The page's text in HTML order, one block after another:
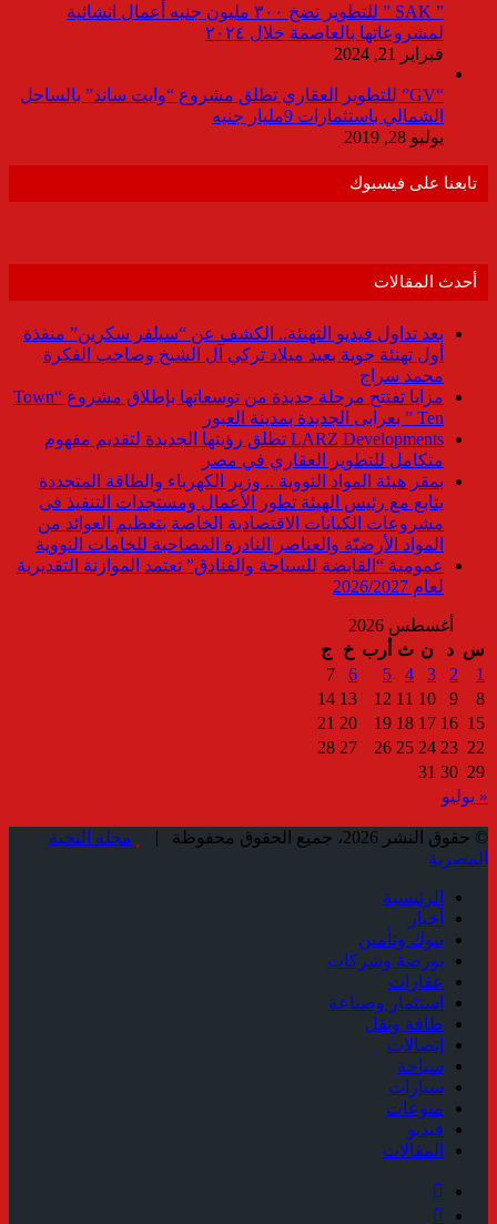
” SAK ” للتطوير تضخ ٣٠٠ مليون جنيه أعمال انشائية
لمشروعاتها بالعاصمة خلال ٢٠٢٤
فبراير 21, 2024
“GV” للتطوير العقاري تطلق مشروع “وايت ساند” بالساحل
الشمالي باستثمارات 9مليار جنيه
يوليو 28, 2019
تابعنا على فيسبوك
أحدث المقالات
بعد تداول فيديو التهنئة.. الكشف عن “سيلفر سكرين” منفذة
أول تهنئة جوية بعيد ميلاد تركي آل الشيخ وصاحب الفكرة
محمد سراج
مزايا تفتتح مرحلة جديدة من توسعاتها بإطلاق مشروع “Town
Ten ” بعرابى الجديدة بمدينة العبور
LARZ Developments تطلق رؤيتها الجديدة لتقديم مفهوم
متكامل للتطوير العقاري في مصر
بمقر هيئة المواد النووية .. وزير الكهرباء والطاقة المتجددة
يتابع مع رئيس الهيئة تطور الأعمال ومستجدات التنفيذ فى
مشروعات الكيانات الاقتصادية الخاصة بتعظيم العوائد من
المواد الأرضيّة والعناصر النادرة المصاحبة للخامات النووية
عمومية “القابضة للسياحة والفنادق” تعتمد الموازنة التقديرية
لعام 2026/2027
أغسطس 2026
س د ن ث أرب خ
ج
1
2
3
4
5
6
7
8
9
10
11
12
13
14
15
16
17
18
19
20
21
22
23
24
25
26
27
28
29
30
31
« يوليو
© حقوق النشر 2026، جميع الحقوق محفوظة |
مجلة النخبة
المصرية
الرئيسية
أخبار
بنوك وتأمين
بورصة وشركات
عقارات
استثمار وصناعة
طاقة ونقل
إتصالات
سياحة
سيارات
منوعات
فيديو
المقالات